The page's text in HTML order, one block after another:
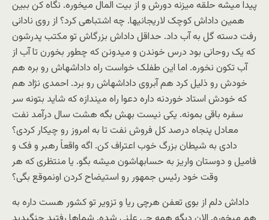
پیدا میشه حلقه میزنه دورش و از بیت المال میخوره. نگاه کن ببین
همین داداش کوچک لاریجانیها. چه اشتباهی کرد؟ از روی نادانی
رفت دسته گل به آب داد. حداقل داداش بزرگاش تو مکتب پدرشون
که یک روحانی بود درس خوندن و میدونن که چطور بخورن تا آب از
آب تکون نخوره. اما این طفلک خواست راه داداشهاش رو بره هم
خودش رو ذلیل کرد هم آبروی داداشهاش رو برد. احمدی نژاد هم
که خودش استاد خوردنه داره دعوا راه میندازه که شاید بتونه سر
سفره باقی بمونه. یکی نیست بهش بگه هشت سال درآمد نفت
معادل پنجاه درصد کل فروش نفت تا به امروز رو چیکار کردی؟
دادی به شیطان بزرگ خوب اعتراف کن. اگه واقعاً رهبر و فک و
فامیل و دوستان واریز به حسابهاشون میشه بگو. یا منتظری که هر
وقت خود رئیس جمهور رو استیضاح کردن اونموقع بگی؟
داداش دلم از بوی تعفن هرچی ریا و تزویر تو کشور هست داره به